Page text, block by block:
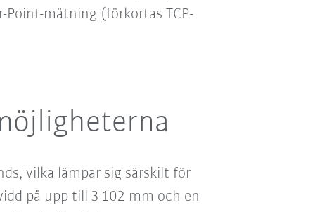
Point-mätning (förkortas TCP-
vilka lämpar sig särskilt för
på upp till 3 102 mm och en